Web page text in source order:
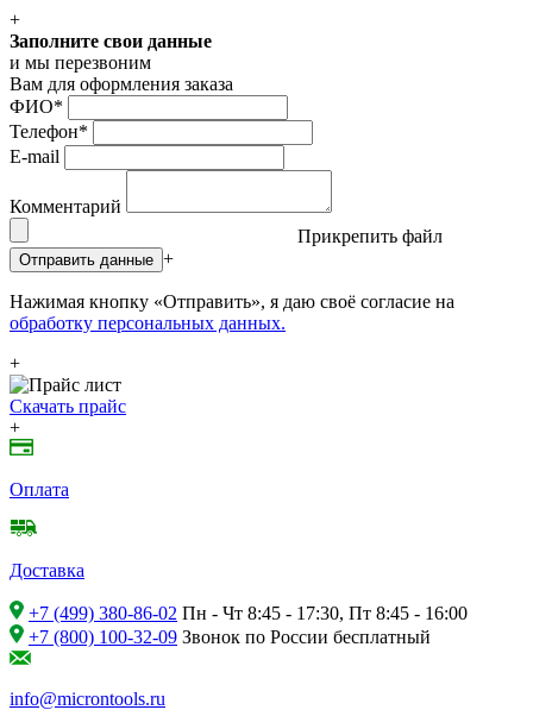
+
Заполните свои данные
и мы перезвоним
Вам для оформления заказа
ФИО*
Телефон*
E-mail
Комментарий
Прикрепить файл
Отправить данные +
Нажимая кнопку «Отправить», я даю своё согласие на
обработку персональных данных.
+
Скачать прайс
+
Оплата
Доставка
+7 (499) 380-86-02 Пн - Чт 8:45 - 17:30, Пт 8:45 - 16:00
+7 (800) 100-32-09 Звонок по России бесплатный
info@microntools.ru